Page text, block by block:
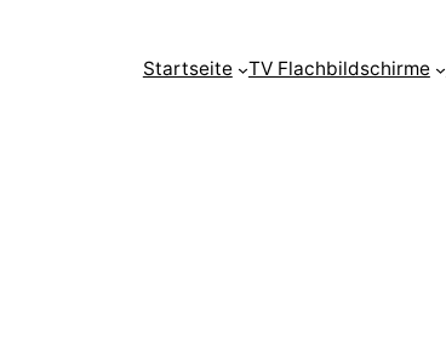
Startseite TV Flachbildschirme